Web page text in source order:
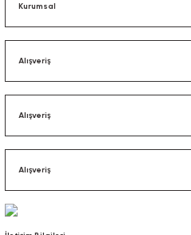
Kurumsal
Alışveriş
Alışveriş
Alışveriş